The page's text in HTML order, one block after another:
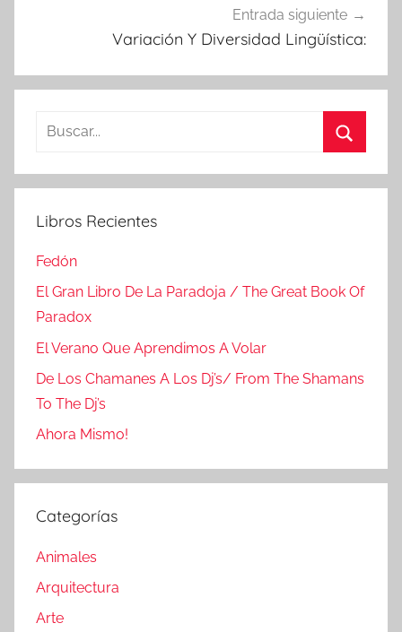
Entrada siguiente
Variación Y Diversidad Lingüística:
Buscar:
Libros Recientes
Fedón
El Gran Libro De La Paradoja / The Great Book Of
Paradox
El Verano Que Aprendimos A Volar
De Los Chamanes A Los Dj’s/ From The Shamans
To The Dj’s
Ahora Mismo!
Categorías
Animales
Arquitectura
Arte